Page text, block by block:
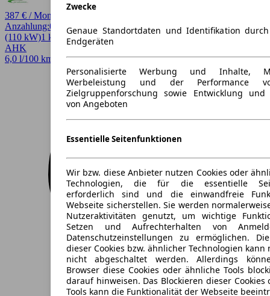
Zwecke
Genaue Standortdaten und Identifikation
Endgeräten
Personalisierte Werbung und Inhalte,
Werbeleistung und der Performance
Zielgruppenforschung sowie Entwicklung und
von Angeboten
Essentielle Seitenfunktionen
Wir bzw. diese Anbieter nutzen Cookies oder
Technologien, die für die essentielle
erforderlich sind und die einwandfreie
Webseite sicherstellen. Sie werden
Nutzeraktivitäten genutzt, um wichtige
Setzen und Aufrechterhalten von
Datenschutzeinstellungen zu ermöglichen.
dieser Cookies bzw. ähnlicher Technologien kann
nicht abgeschaltet werden. Allerdings
Browser diese Cookies oder ähnliche Tools
darauf hinweisen. Das Blockieren dieser
Tools kann die Funktionalität der Webseite
387 € / Monat
Anzahlung:0,00 € Laufzeit:48 Monate km/Jahr:10.000Diesel
150 PS
(110 kW)1 km EZ 08/2026AutomatikSUV / Pickup4 Türen
AHK
6,0 l/100 km (komb.)* · 158 g/km CO2* · CO2-Klasse F